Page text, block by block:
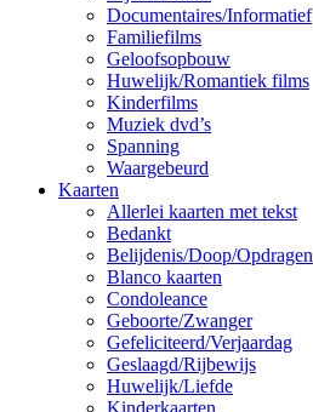
Documentaires/Informatief
Familiefilms
Geloofsopbouw
Huwelijk/Romantiek films
Kinderfilms
Muziek dvd’s
Spanning
Waargebeurd
Kaarten
Allerlei kaarten met tekst
Bedankt
Belijdenis/Doop/Opdragen
Blanco kaarten
Condoleance
Geboorte/Zwanger
Gefeliciteerd/Verjaardag
Geslaagd/Rijbewijs
Huwelijk/Liefde
Kinderkaarten